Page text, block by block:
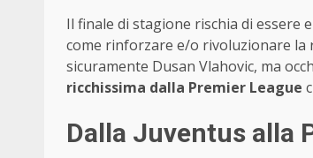
Il finale di stagione rischia di essere
come rinforzare e/o rivoluzionare la
sicuramente Dusan Vlahovic, ma
ricchissima dalla Premier League
Dalla Juventus alla